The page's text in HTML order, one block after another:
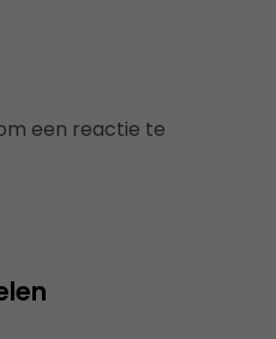
een reactie te